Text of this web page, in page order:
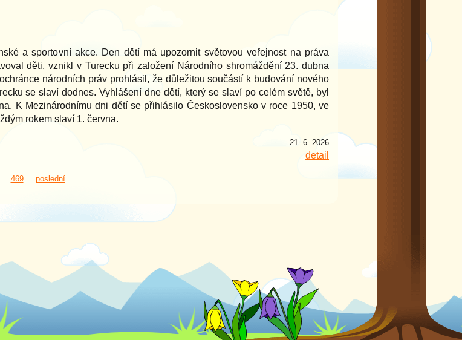
a sportovní akce. Den dětí má upozornit světovou veřejnost na práva
děti, vznikl v Turecku při založení Národního shromáždění 23. dubna
národních práv prohlásil, že důležitou součástí k budování nového
se slaví dodnes. Vyhlášení dne dětí, který se slaví po celém světě, byl
K Mezinárodnímu dni dětí se přihlásilo Československo v roce 1950, ve
rokem slaví 1. června.
21. 6. 2026
detail
469 poslední